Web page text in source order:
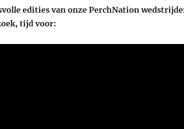
edities van onze PerchNation
tijd voor: